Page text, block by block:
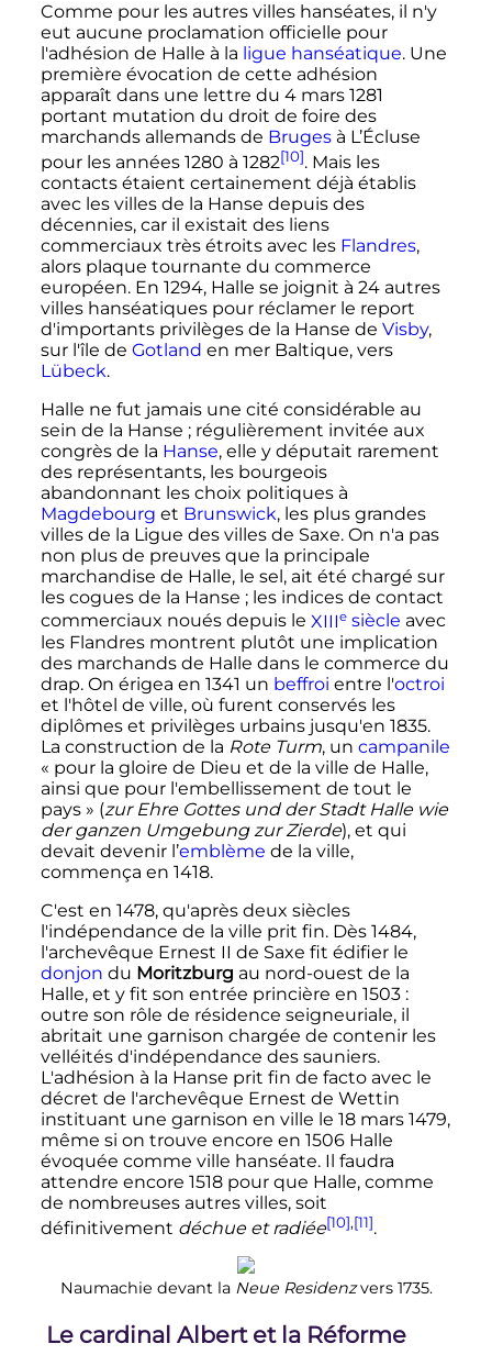
Comme pour les autres villes hanséates, il n'y
eut aucune proclamation officielle pour
l'adhésion de Halle à la ligue hanséatique. Une
première évocation de cette adhésion
apparaît dans une lettre du 4 mars 1281
portant mutation du droit de foire des
marchands allemands de Brugesà L’Écluse
pour les années 1280 à 1282[10]. Mais les
contacts étaient certainement déjà établis
avec les villes de la Hanse depuis des
décennies, car il existait des liens
commerciaux très étroits avec les Flandres,
alors plaque tournante du commerce
européen. En 1294, Halle se joignit à 24 autres
villes hanséatiques pour réclamer le report
d'importants privilèges de la Hanse de Visby,
sur l'île de Gotland en mer Baltique, vers
Lübeck.
Halle ne fut jamais une cité considérable au
sein de la Hanse ; régulièrement invitée aux
congrès de la Hanse, elle y députait rarement
des représentants, les bourgeois
abandonnant les choix politiques à
Magdebourg et Brunswick, les plus grandes
villes de la Ligue des villes de Saxe. On n'a pas
non plus de preuves que la principale
marchandise de Halle, le sel, ait été chargé sur
les cogues de la Hanse ; les indices de contact
commerciaux noués depuis le XIIIesiècle avec
les Flandres montrent plutôt une implication
des marchands de Halle dans le commerce du
drap. On érigea en 1341 un beffroi entre l'octroi
et l'hôtel de ville, où furent conservés les
diplômes et privilèges urbains jusqu'en 1835.
La construction de la Rote Turm, un campanile
« pour la gloire de Dieu et de la ville de Halle,
ainsi que pour l'embellissement de tout le
pays » (zur Ehre Gottes und der Stadt Halle wie
der ganzen Umgebung zur Zierde), et qui
devait devenir l’emblème de la ville,
commença en 1418.
C'est en 1478, qu'après deux siècles
l'indépendance de la ville prit fin. Dès 1484,
l'archevêque Ernest II de Saxe fit édifier le
donjon du Moritzburg au nord-ouest de la
Halle, et y fit son entrée princière en 1503 :
outre son rôle de résidence seigneuriale, il
abritait une garnison chargée de contenir les
velléités d'indépendance des sauniers.
L'adhésion à la Hanse prit fin de facto avec le
décret de l'archevêque Ernest de Wettin
instituant une garnison en ville le 18 mars 1479,
même si on trouve encore en 1506 Halle
évoquée comme ville hanséate. Il faudra
attendre encore 1518 pour que Halle, comme
de nombreuses autres villes, soit
définitivement déchue et radiée[10],[11].
Naumachie devant la Neue Residenzvers 1735.
Le cardinal Albert et la Réforme